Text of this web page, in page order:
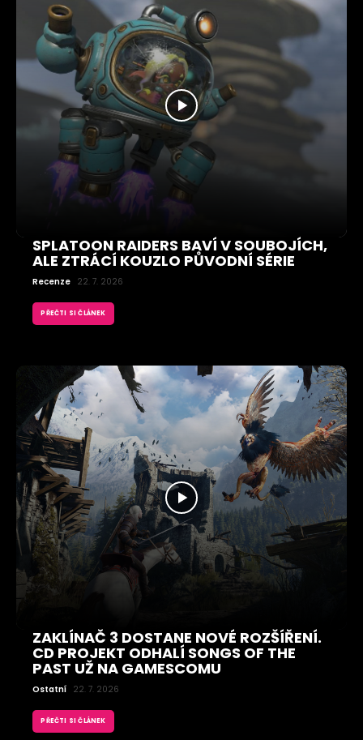
SPLATOON RAIDERS BAVÍ V SOUBOJÍCH,
ALE ZTRÁCÍ KOUZLO PŮVODNÍ SÉRIE
Recenze 22. 7. 2026
PŘEČTI SI ČLÁNEK
ZAKLÍNAČ 3 DOSTANE NOVÉ ROZŠÍŘENÍ.
CD PROJEKT ODHALÍ SONGS OF THE
PAST UŽ NA GAMESCOMU
Ostatní 22. 7. 2026
PŘEČTI SI ČLÁNEK